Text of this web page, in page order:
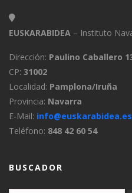
EUSKARABIDEA – Instituto
Dirección: Paulino Caballero
CP: 31002
Localidad: Pamplona/Iruña
Provincia: Navarra
E-Mail: info@euskarabidea.es
Teléfono: 848 42 60 54
BUSCADOR